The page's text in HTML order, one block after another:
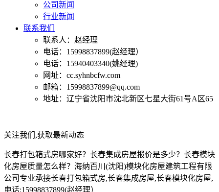
公司新闻
行业新闻
联系我们
联系人：赵经理
电话：15998837899(赵经理）
电话：15940403340(姚经理)
网址：cc.syhnbcfw.com
邮箱：15998837899@qq.com
地址：辽宁省沈阳市沈北新区七星大街61号A区65
关注我们,获取最新动态
长春打包箱式房哪家好？长春集成房屋报价是多少？长春模块
化房屋质量怎么样？海纳百川(沈阳)模块化房屋建筑工程有限
公司专业承接长春打包箱式房,长春集成房屋,长春模块化房屋,
电话:15998837899(赵经理）